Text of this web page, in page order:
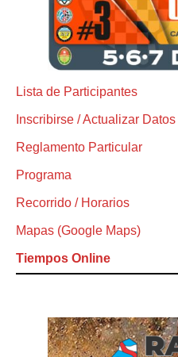
Lista de Participantes
Inscribirse / Actualizar Datos
Reglamento Particular
Programa
Recorrido / Horarios
Mapas (Google Maps)
Tiempos Online